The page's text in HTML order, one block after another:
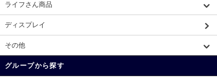
ライフさん商品
ディスプレイ
その他
グループから探す